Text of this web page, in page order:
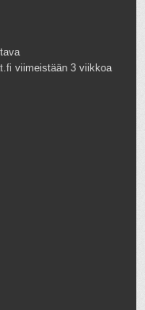
viimeistään 3 viikkoa